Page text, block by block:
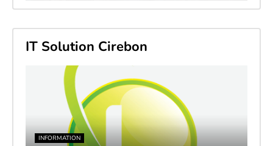
IT Solution Cirebon
INFORMATION